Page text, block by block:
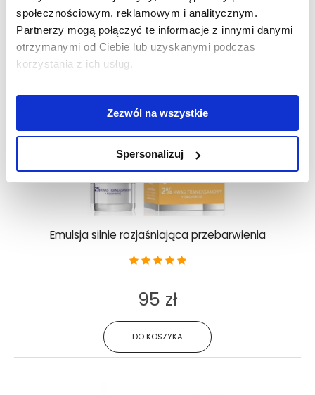
społecznościowym, reklamowym i analitycznym.
Partnerzy mogą połączyć te informacje z innymi danymi
otrzymanymi od Ciebie lub uzyskanymi podczas
korzystania z ich usług.
Zezwól na wszystkie
Spersonalizuj
Emulsja silnie rozjaśniająca przebarwienia
DO KOSZYKA
95 zł